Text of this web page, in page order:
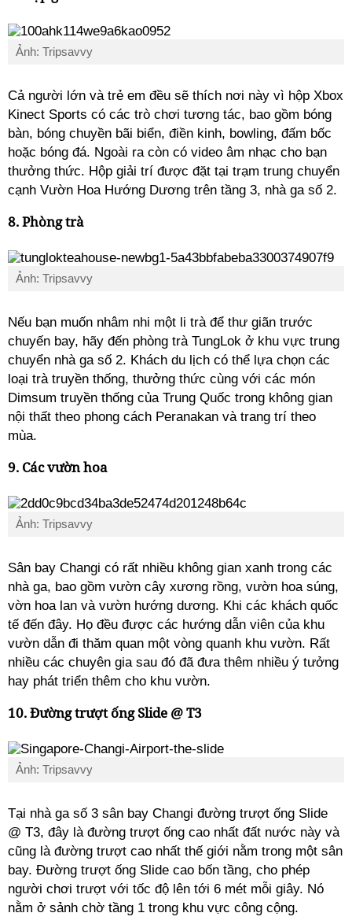
Ảnh: Tripsavvy
Cả người lớn và trẻ em đều sẽ thích nơi này vì hộp Xbox
Kinect Sports có các trò chơi tương tác, bao gồm bóng
bàn, bóng chuyền bãi biển, điền kinh, bowling, đấm bốc
hoặc bóng đá. Ngoài ra còn có video âm nhạc cho bạn
thưởng thức. Hộp giải trí được đặt tại trạm trung chuyển
cạnh Vườn Hoa Hướng Dương trên tầng 3, nhà ga số 2.
8. Phòng trà
Ảnh: Tripsavvy
Nếu bạn muốn nhâm nhi một li trà để thư giãn trước
chuyến bay, hãy đến phòng trà TungLok ở khu vực trung
chuyển nhà ga số 2. Khách du lịch có thể lựa chọn các
loại trà truyền thống, thưởng thức cùng với các món
Dimsum truyền thống của Trung Quốc trong không gian
nội thất theo phong cách Peranakan và trang trí theo
mùa.
9. Các vườn hoa
Ảnh: Tripsavvy
Sân bay Changi có rất nhiều không gian xanh trong các
nhà ga, bao gồm vườn cây xương rồng, vườn hoa súng,
vờn hoa lan và vườn hướng dương. Khi các khách quốc
tế đến đây. Họ đều được các hướng dẫn viên của khu
vườn dẫn đi thăm quan một vòng quanh khu vườn. Rất
nhiều các chuyên gia sau đó đã đưa thêm nhiều ý tưởng
hay phát triển thêm cho khu vườn.
10. Đường trượt ống Slide @ T3
Ảnh: Tripsavvy
Tại nhà ga số 3 sân bay Changi đường trượt ống Slide
@ T3, đây là đường trượt ống cao nhất đất nước này và
cũng là đường trượt cao nhất thế giới nằm trong một sân
bay. Đường trượt ống Slide cao bốn tầng, cho phép
người chơi trượt với tốc độ lên tới 6 mét mỗi giây. Nó
nằm ở sảnh chờ tầng 1 trong khu vực công cộng.